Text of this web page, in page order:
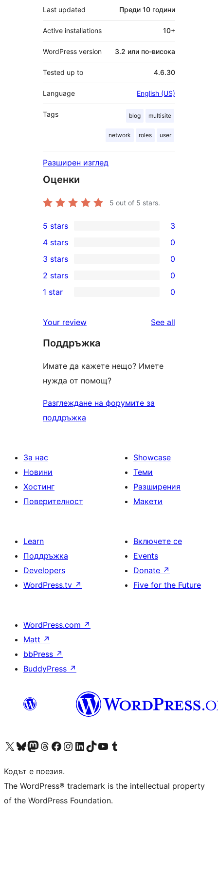
Last updated Преди 10 години
Active installations 10+
WordPress version 3.2 или по-висока
Tested up to 4.6.30
Language English (US)
Tags blog multisite
network roles user
Разширен изглед
Оценки
5 out of 5 stars.
3
5-
star
reviews
5 stars 3
4-
star
reviews
4 stars 0
0
3-
star
3 stars 0
2-
reviews
2 stars 0
star
reviews
1 star 0
Your review See all
Поддръжка
Имате да кажете нещо? Имете
нужда от помощ?
Разглеждане на форумите за
поддръжка
За нас
Новини
Хостинг
Поверителност
Showcase
Теми
Разширения
Макети
Learn
Поддръжка
Developers
WordPress.tv ↗
Включете се
Events
Donate ↗
Five for the Future
WordPress.com ↗
Matt ↗
bbPress ↗
BuddyPress ↗
Visit our X (formerly Twitter) account
Visit our Bluesky account
Visit our Mastodon account
Visit our Threads account
Посетете нашата страница във Facebook
Посетете нашия профил в Instagram
Посетете нашия профил в LinkedIn
Visit our TikTok account
Visit our YouTube channel
Visit our Tumblr account
Кодът е поезия.
The WordPress® trademark is the intellectual property
of the WordPress Foundation.